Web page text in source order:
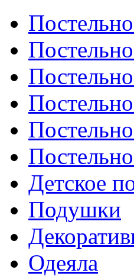
Детское
Подушки
Одеяла